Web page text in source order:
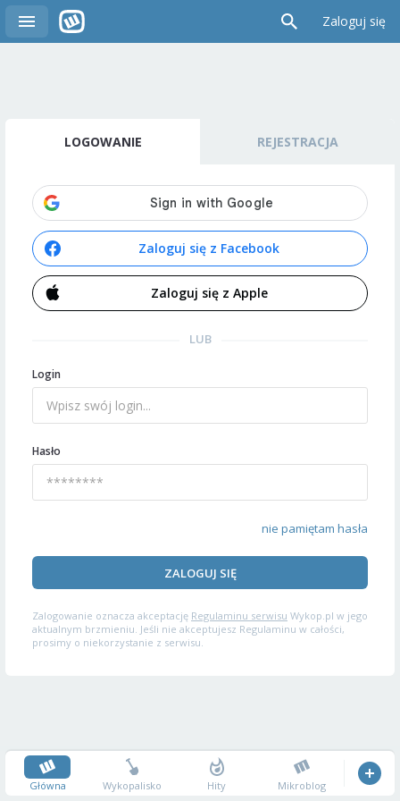
Zaloguj się
LOGOWANIE REJESTRACJA
Zaloguj się z Facebook
Zaloguj się z Apple
LUB
Login
Hasło
nie pamiętam hasła
ZALOGUJ SIĘ
Zalogowanie oznacza akceptację Regulaminu serwisu Wykop.pl w jego
aktualnym brzmieniu. Jeśli nie akceptujesz Regulaminu w całości,
prosimy o niekorzystanie z serwisu.
Główna Wykopalisko Hity Mikroblog